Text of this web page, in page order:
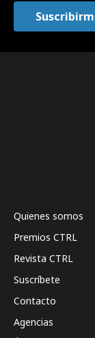
Quienes somos
Premios CTRL
Revista CTRL
Suscríbete
Contacto
Agencias